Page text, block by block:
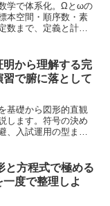
学で体系化。Ωとωの
本空間・順序数・素
数まで、定義と計算
から理解する完
で腑に落として
基礎から図形的直観
します。符号の決め
、入試運用の型まで
と方程式で極める
一度で整理しよ